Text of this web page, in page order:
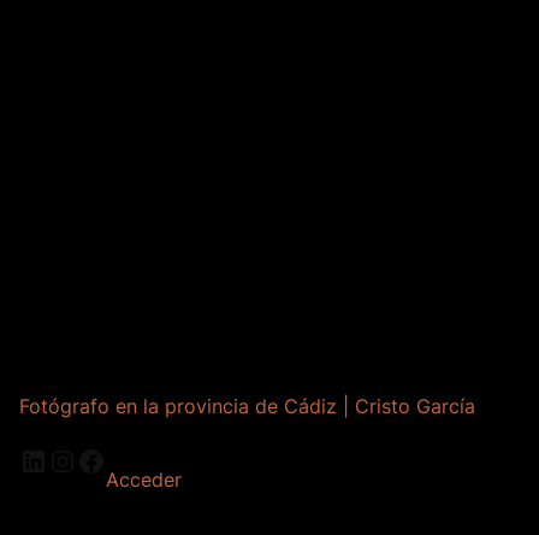
Fotógrafo en la provincia de Cádiz | Cristo García
Acceder